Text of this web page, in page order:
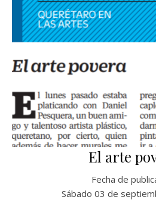
El arte
Fecha de
Sábado 03 de